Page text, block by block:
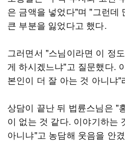
은 금액을 넣었다"며 "그런데
큰 부분을 잃었다고 했다.
그러면서 "스님이라면 이 정
게 하시겠느냐"고 질문했다.
본인이 더 잘 아는 것 아니냐"
상담이 끝난 뒤 법륜스님은 "
이 없는 것 같다. 이야기하는
아니냐"고 농담해 웃음을 안